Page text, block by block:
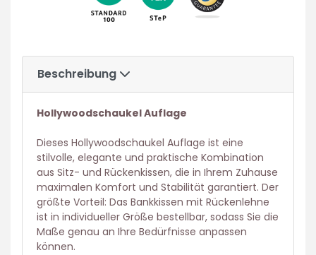
Beschreibung
Hollywoodschaukel Auflage
Dieses Hollywoodschaukel Auflage ist eine
stilvolle, elegante und praktische Kombination
aus Sitz- und Rückenkissen, die in Ihrem Zuhause
maximalen Komfort und Stabilität garantiert. Der
größte Vorteil: Das Bankkissen mit Rückenlehne
ist in individueller Größe bestellbar, sodass Sie die
Maße genau an Ihre Bedürfnisse anpassen
können.